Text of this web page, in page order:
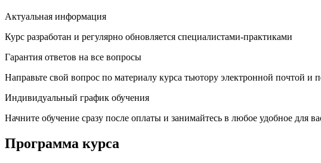
Актуальная информация
Курс разработан и регулярно обновляется специалистами-практиками
Гарантия ответов на все вопросы
Направьте свой вопрос по материалу курса тьютору электронной почтой и
Индивидуальный график обучения
Начните обучение сразу после оплаты и занимайтесь в любое удобное для
Программа курса